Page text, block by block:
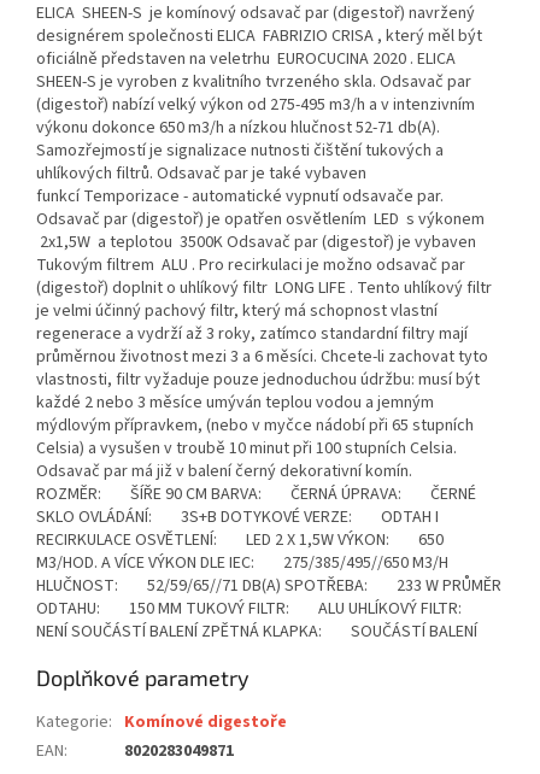
ELICA SHEEN-S je komínový odsavač par (digestoř) navržený
designérem společnosti ELICA FABRIZIO CRISA , který měl být
oficiálně představen na veletrhu EUROCUCINA 2020 . ELICA
SHEEN-S je vyroben z kvalitního tvrzeného skla. Odsavač par
(digestoř) nabízí velký výkon od 275-495 m3/h a v intenzivním
výkonu dokonce 650 m3/h a nízkou hlučnost 52-71 db(A).
Samozřejmostí je signalizace nutnosti čištění tukových a
uhlíkových filtrů. Odsavač par je také vybaven
funkcí Temporizace - automatické vypnutí odsavače par.
Odsavač par (digestoř) je opatřen osvětlením LED s výkonem
2x1,5W a teplotou 3500K Odsavač par (digestoř) je vybaven
Tukovým filtrem ALU . Pro recirkulaci je možno odsavač par
(digestoř) doplnit o uhlíkový filtr LONG LIFE . Tento uhlíkový filtr
je velmi účinný pachový filtr, který má schopnost vlastní
regenerace a vydrží až 3 roky, zatímco standardní filtry mají
průměrnou životnost mezi 3 a 6 měsíci. Chcete-li zachovat tyto
vlastnosti, filtr vyžaduje pouze jednoduchou údržbu: musí být
každé 2 nebo 3 měsíce umýván teplou vodou a jemným
mýdlovým přípravkem, (nebo v myčce nádobí při 65 stupních
Celsia) a vysušen v troubě 10 minut při 100 stupních Celsia.
Odsavač par má již v balení černý dekorativní komín.
ROZMĚR: ŠÍŘE 90 CM BARVA: ČERNÁ ÚPRAVA: ČERNÉ
SKLO OVLÁDÁNÍ: 3S+B DOTYKOVÉ VERZE: ODTAH I
RECIRKULACE OSVĚTLENÍ: LED 2 X 1,5W VÝKON: 650
M3/HOD. A VÍCE VÝKON DLE IEC: 275/385/495//650 M3/H
HLUČNOST: 52/59/65//71 DB(A) SPOTŘEBA: 233 W PRŮMĚR
ODTAHU: 150 MM TUKOVÝ FILTR: ALU UHLÍKOVÝ FILTR:
NENÍ SOUČÁSTÍ BALENÍ ZPĚTNÁ KLAPKA: SOUČÁSTÍ BALENÍ
Doplňkové parametry
Kategorie: Komínové digestoře
EAN: 8020283049871